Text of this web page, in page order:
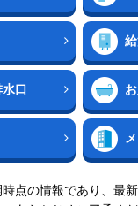
口
点の情報であり、最